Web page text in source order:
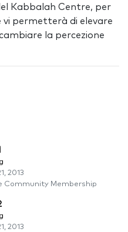
Kabbalah Centre, per
permetterà di elevare
la percezione
2013
Community Membership
2013